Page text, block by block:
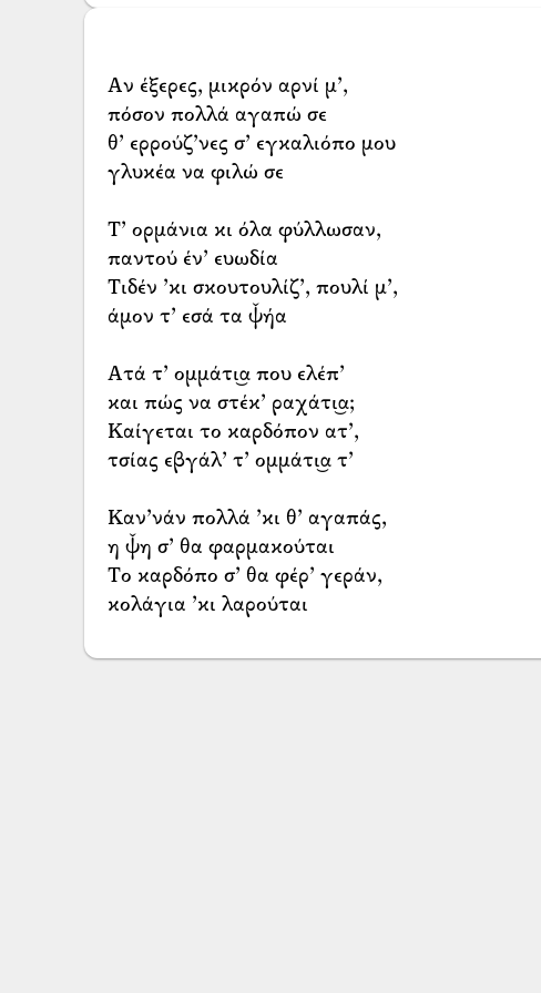
Αν έξερες, μικρόν αρνί μ’,
πόσον πολλά αγαπώ σε
θ’ ερρούζ’νες σ’ εγκαλιόπο μου
γλυκέα να φιλώ σε
Τ’ ορμάνια κι όλα φύλλωσαν,
παντού έν’ ευωδία
Τιδέν ’κι σκουτουλίζ’, πουλί μ’,
άμον τ’ εσά τα ψ̌ήα
Ατά τ’ ομμάτι͜α που ελέπ’
και πώς να στέκ’ ραχάτι͜α;
Καίγεται το καρδόπον ατ’,
τσίας εβγάλ’ τ’ ομμάτι͜α τ’
Καν’νάν πολλά ’κι θ’ αγαπάς,
η ψ̌η σ’ θα φαρμακούται
Το καρδόπο σ’ θα φέρ’ γεράν,
κολάγια ’κι λαρούται